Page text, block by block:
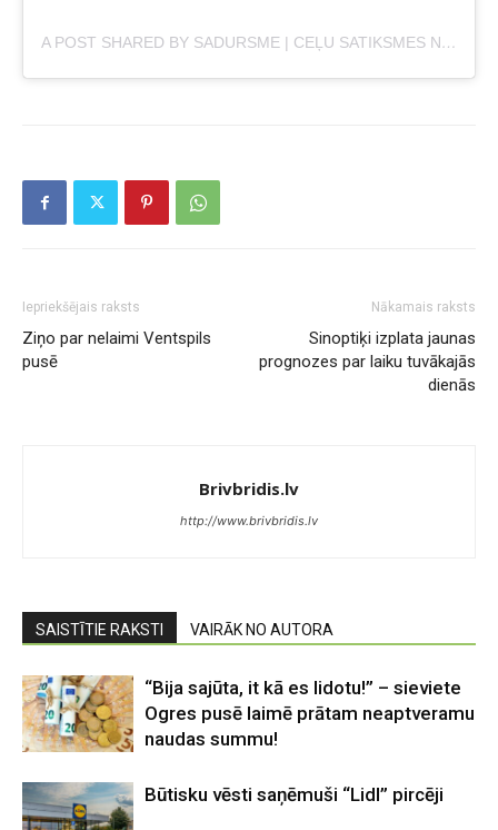
A POST SHARED BY SADURSME | CEĻU SATIKSMES NEGADĪJUMI | DROŠĪBA UZ CEĻA (@SADURSME)
Iepriekšējais raksts
Ziņo par nelaimi Ventspils
pusē
Nākamais raksts
Sinoptiķi izplata jaunas
prognozes par laiku tuvākajās
dienās
Brivbridis.lv
http://www.brivbridis.lv
SAISTĪTIE RAKSTI VAIRĀK NO AUTORA
“Bija sajūta, it kā es lidotu!” – sieviete
Ogres pusē laimē prātam neaptveramu
naudas summu!
Būtisku vēsti saņēmuši “Lidl” pircēji